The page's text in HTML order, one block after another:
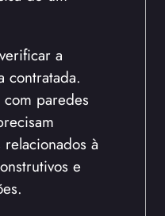
a
contratada.
paredes
à
e